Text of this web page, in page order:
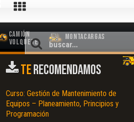
Camión
Volquete
Montacargas
TERECOMENDAMOS
Curso: Gestión de Mantenimiento de
Equipos – Planeamiento, Principios y
Programación